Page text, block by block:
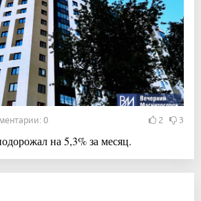
0 2 3
на 5,3% за месяц.